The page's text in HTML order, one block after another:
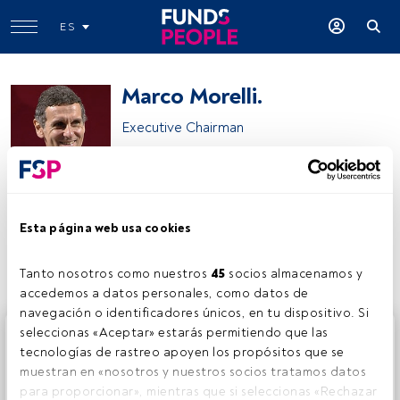
Esta página web usa cookies
Tanto nosotros como nuestros 45 socios almacenamos y
accedemos a datos personales, como datos de
navegación o identificadores únicos, en tu dispositivo. Si
seleccionas «Aceptar» estarás permitiendo que las
tecnologías de rastreo apoyen los propósitos que se
muestran en «nosotros y nuestros socios tratamos datos
para proporcionar», mientras que si seleccionas «Rechazar
ES
Marco Morelli.
Executive Chairman
Compartir:
Este es un artículo exclusivo para los usuarios registrados
de FundsPeople. Si ya estás registrado, accede desde el
botón Login. Si aún no tienes cuenta, te invitamos a
registrarte y disfrutar de todo el universo que ofrece